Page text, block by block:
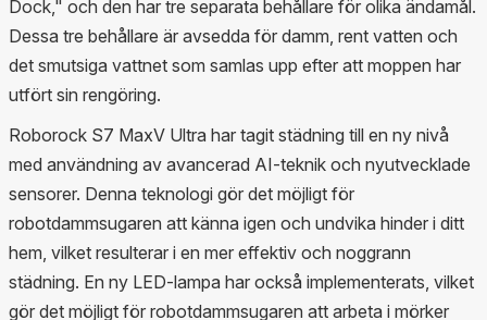
Dock," och den har tre separata behållare för olika ändamål.
Dessa tre behållare är avsedda för damm, rent vatten och
det smutsiga vattnet som samlas upp efter att moppen har
utfört sin rengöring.
Roborock S7 MaxV Ultra har tagit städning till en ny nivå
med användning av avancerad AI-teknik och nyutvecklade
sensorer. Denna teknologi gör det möjligt för
robotdammsugaren att känna igen och undvika hinder i ditt
hem, vilket resulterar i en mer effektiv och noggrann
städning. En ny LED-lampa har också implementerats, vilket
gör det möjligt för robotdammsugaren att arbeta i mörker